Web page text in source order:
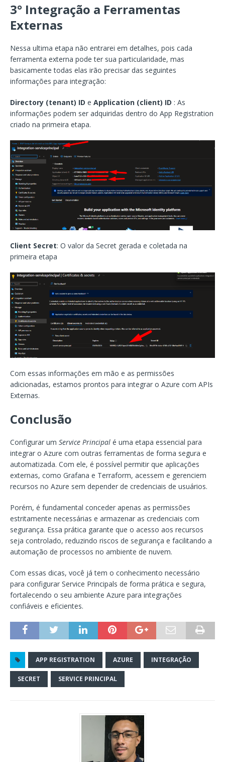
3° Integração a Ferramentas
Externas
Nessa ultima etapa não entrarei em detalhes, pois cada
ferramenta externa pode ter sua particularidade, mas
basicamente todas elas irão precisar das seguintes
informações para integração:
Directory (tenant) ID e Application (client) ID : As
informações podem ser adquiridas dentro do App Registration
criado na primeira etapa.
Client Secret: O valor da Secret gerada e coletada na
primeira etapa
Com essas informações em mão e as permissões
adicionadas, estamos prontos para integrar o Azure com APIs
Externas.
Conclusão
Configurar um Service Principal é uma etapa essencial para
integrar o Azure com outras ferramentas de forma segura e
automatizada. Com ele, é possível permitir que aplicações
externas, como Grafana e Terraform, acessem e gerenciem
recursos no Azure sem depender de credenciais de usuários.
Porém, é fundamental conceder apenas as permissões
estritamente necessárias e armazenar as credenciais com
segurança. Essa prática garante que o acesso aos recursos
seja controlado, reduzindo riscos de segurança e facilitando a
automação de processos no ambiente de nuvem.
Com essas dicas, você já tem o conhecimento necessário
para configurar Service Principals de forma prática e segura,
fortalecendo o seu ambiente Azure para integrações
confiáveis e eficientes.
APP REGISTRATION AZURE INTEGRAÇÃO
SECRET SERVICE PRINCIPAL